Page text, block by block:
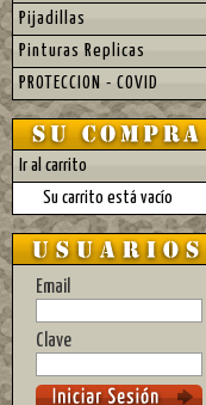
Pijadillas
Pinturas Replicas
PROTECCION - COVID
Ir al carrito
Su carrito está vacío
Email
Clave